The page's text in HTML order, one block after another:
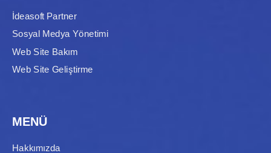
İdeasoft Partner
Sosyal Medya Yönetimi
Web Site Bakım
Web Site Geliştirme
MENÜ
Hakkımızda